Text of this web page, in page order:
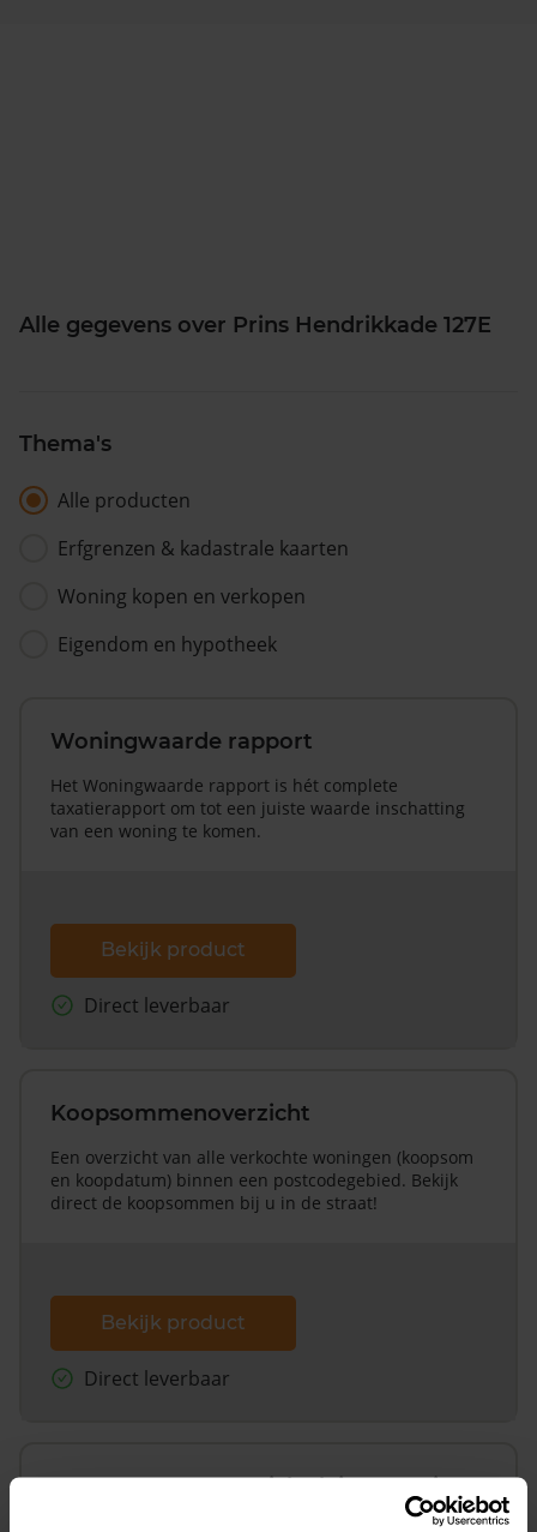
Alle gegevens over Prins Hendrikkade 127E
Thema's
Alle producten
Erfgrenzen & kadastrale kaarten
Woning kopen en verkopen
Eigendom en hypotheek
Woningwaarde rapport
Het Woningwaarde rapport is hét complete
taxatierapport om tot een juiste waarde inschatting
van een woning te komen.
Bekijk product
Direct leverbaar
Koopsommenoverzicht
Een overzicht van alle verkochte woningen (koopsom
en koopdatum) binnen een postcodegebied. Bekijk
direct de koopsommen bij u in de straat!
Bekijk product
Direct leverbaar
Koopsommenoverzicht (1 jaar gratis